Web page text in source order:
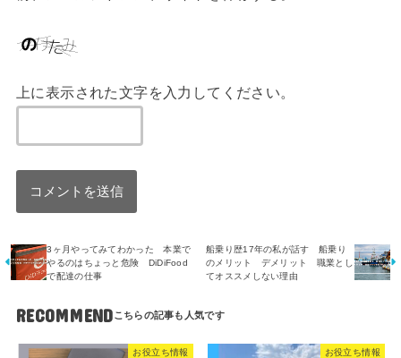
上に表示された文字を入力してください。
3ヶ月やってみてわかった 本業で
やるのはちょっと危険 DiDiFood
で配達の仕事
船乗り歴17年の私が話す 船乗り
のメリット デメリット 職業とし
てオススメしない理由
RECOMMEND
お役立ち情報 お役立ち情報